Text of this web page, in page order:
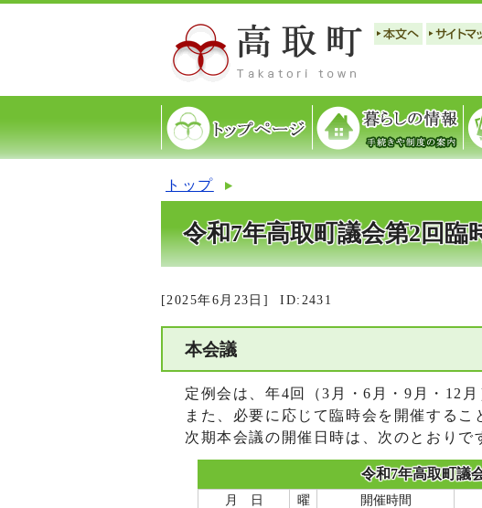
トップ
令和7年高取町議会第2回臨
[2025年6月23日] ID:2431
本会議
定例会は、年4回（3月・6月・9月・12月
また、必要に応じて臨時会を開催するこ
次期本会議の開催日時は、次のとおりで
令和7年高取町議
月 日 曜 開催時間